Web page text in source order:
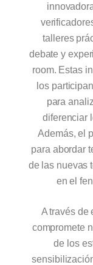
talleres
debate y
room. Estas
los
para
diferenciar
Además, el
para abordar
de las nuevas
en el
A través de
compromete
de los